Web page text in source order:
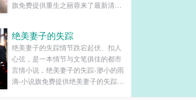
旗免费提供重生之丽蓉来了最新清爽
绝美妻子的失踪
绝美妻子的失踪情节跌宕起伏、扣人
心弦，是一本情节与文笔俱佳的都市
言情小说，绝美妻子的失踪-渺小的雨
滴-小说旗免费提供绝美妻子的失踪最